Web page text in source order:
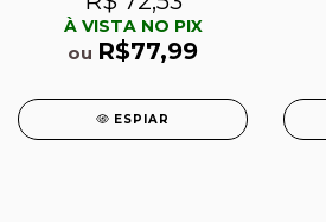
À VISTA NO PIX
ou R$77,99
ESPIAR